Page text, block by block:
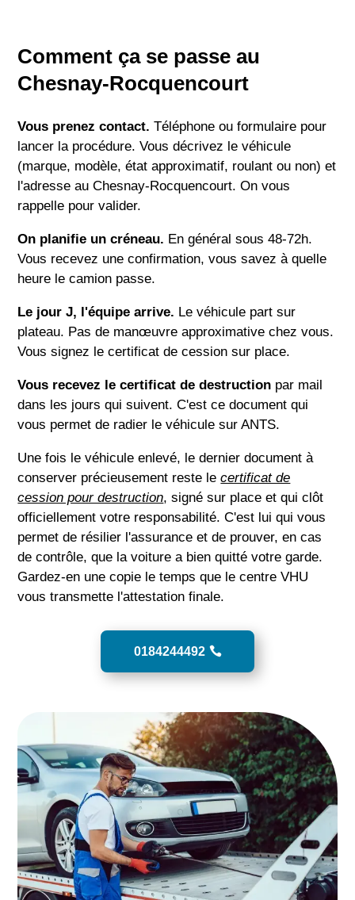
Comment ça se passe au
Chesnay-Rocquencourt
Vous prenez contact. Téléphone ou formulaire pour
lancer la procédure. Vous décrivez le véhicule
(marque, modèle, état approximatif, roulant ou non) et
l'adresse au Chesnay-Rocquencourt. On vous
rappelle pour valider.
On planifie un créneau. En général sous 48-72h.
Vous recevez une confirmation, vous savez à quelle
heure le camion passe.
Le jour J, l'équipe arrive. Le véhicule part sur
plateau. Pas de manœuvre approximative chez vous.
Vous signez le certificat de cession sur place.
Vous recevez le certificat de destruction par mail
dans les jours qui suivent. C'est ce document qui
vous permet de radier le véhicule sur ANTS.
Une fois le véhicule enlevé, le dernier document à
conserver précieusement reste lecertificat de
cession pour destruction, signé sur place et qui clôt
officiellement votre responsabilité. C'est lui qui vous
permet de résilier l'assurance et de prouver, en cas
de contrôle, que la voiture a bien quitté votre garde.
Gardez-en une copie le temps que le centre VHU
vous transmette l'attestation finale.
0184244492